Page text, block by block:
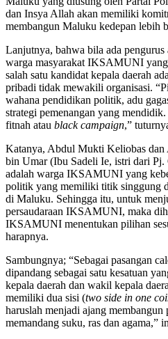
dan Insya Allah akan memiliki
membangun Maluku kedepan lebih
Lanjutnya, bahwa bila ada pengurus
warga masyarakat IKSAMUNI
salah satu kandidat kepala daerah
pribadi tidak mewakili organisasi.
wahana pendidikan politik, adu
strategi pemenangan yang
fitnah atau black campaign,”
Katanya, Abdul Mukti Keliobas dan
bin Umar (Ibu Sadeli Ie, istri dari
adalah warga IKSAMUNI yang
politik yang memiliki titik singgung
di Maluku. Sehingga itu, untuk
persaudaraan IKSAMUNI, maka
IKSAMUNI menentukan pilihan
harapnya.
Sambungnya; “Sebagai pasangan
dipandang sebagai satu kesatuan
kepala daerah dan wakil kepala
memiliki dua sisi (two side in one
haruslah menjadi ajang membangun
memandang suku, ras dan agama,”